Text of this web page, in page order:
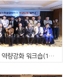
자치경찰 역량강화 워크숍(10.20.)